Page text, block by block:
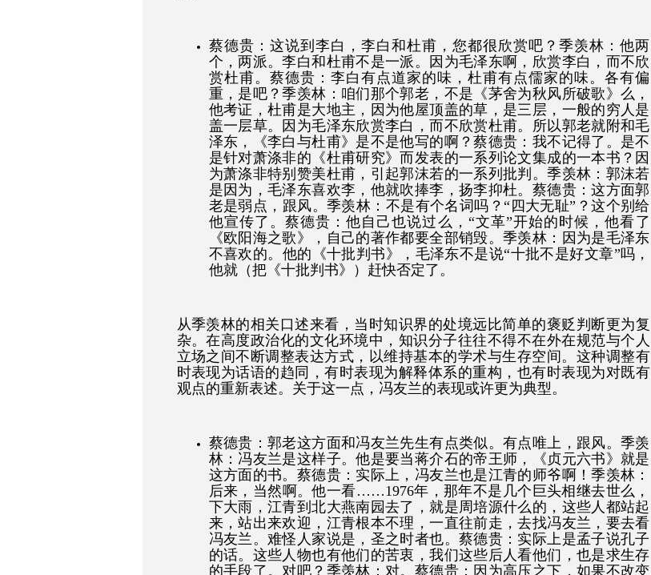
蔡德贵：这说到李白，李白和杜甫，您都很欣赏吧？季羡林：他两
个，两派。李白和杜甫不是一派。因为毛泽东啊，欣赏李白，而不欣
赏杜甫。蔡德贵：李白有点道家的味，杜甫有点儒家的味。各有偏
重，是吧？季羡林：咱们那个郭老，不是《茅舍为秋风所破歌》么，
他考证，杜甫是大地主，因为他屋顶盖的草，是三层，一般的穷人是
盖一层草。因为毛泽东欣赏李白，而不欣赏杜甫。所以郭老就附和毛
泽东，《李白与杜甫》是不是他写的啊？蔡德贵：我不记得了。是不
是针对萧涤非的《杜甫研究》而发表的一系列论文集成的一本书？因
为萧涤非特别赞美杜甫，引起郭沫若的一系列批判。季羡林：郭沫若
是因为，毛泽东喜欢李，他就吹捧李，扬李抑杜。蔡德贵：这方面郭
老是弱点，跟风。季羡林：不是有个名词吗？“四大无耻”？这个别给
他宣传了。蔡德贵：他自己也说过么，“文革”开始的时候，他看了
《欧阳海之歌》，自己的著作都要全部销毁。季羡林：因为是毛泽东
不喜欢的。他的《十批判书》，毛泽东不是说“十批不是好文章”吗，
他就（把《十批判书》）赶快否定了。
从季羡林的相关口述来看，当时知识界的处境远比简单的褒贬判断更为复
杂。在高度政治化的文化环境中，知识分子往往不得不在外在规范与个人
立场之间不断调整表达方式，以维持基本的学术与生存空间。这种调整有
时表现为话语的趋同，有时表现为解释体系的重构，也有时表现为对既有
观点的重新表述。关于这一点，冯友兰的表现或许更为典型。
蔡德贵：郭老这方面和冯友兰先生有点类似。有点唯上，跟风。季羡
林：冯友兰是这样子。他是要当蒋介石的帝王师，《贞元六书》就是
这方面的书。蔡德贵：实际上，冯友兰也是江青的师爷啊！季羡林：
后来，当然啊。他一看……1976年，那年不是几个巨头相继去世么，
下大雨，江青到北大燕南园去了，就是周培源什么的，这些人都站起
来，站出来欢迎，江青根本不理，一直往前走，去找冯友兰，要去看
冯友兰。难怪人家说是，圣之时者也。蔡德贵：实际上是孟子说孔子
的话。这些人物也有他们的苦衷，我们这些后人看他们，也是求生存
的手段了。对吧？季羡林：对。蔡德贵：因为高压之下，如果不改变